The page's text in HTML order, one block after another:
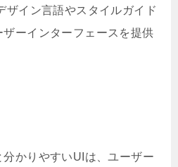
ザイン言語やスタイルガイド
ーインターフェースを提供
かりやすいUIは、ユーザー